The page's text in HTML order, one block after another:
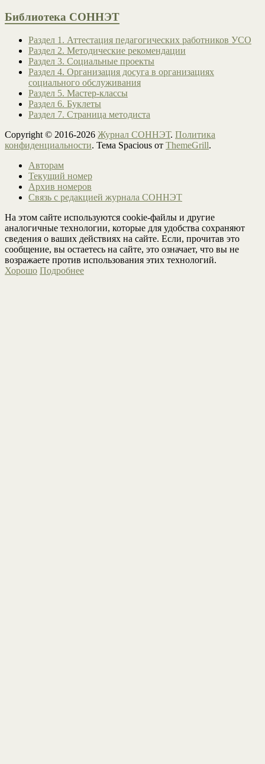
Библиотека СОННЭТ
Раздел 1. Аттестация педагогических работников УСО
Раздел 2. Методические рекомендации
Раздел 3. Социальные проекты
Раздел 4. Организация досуга в организациях
социального обслуживания
Раздел 5. Мастер-классы
Раздел 6. Буклеты
Раздел 7. Страница методиста
Copyright © 2016-2026 Журнал СОННЭТ. Политика
конфиденциальности. Тема Spacious от ThemeGrill.
Авторам
Текущий номер
Архив номеров
Связь с редакцией журнала СОННЭТ
На этом сайте используются cookie-файлы и другие
аналогичные технологии, которые для удобства сохраняют
сведения о ваших действиях на сайте. Если, прочитав это
сообщение, вы остаетесь на сайте, это означает, что вы не
возражаете против использования этих технологий.
Хорошо Подробнее